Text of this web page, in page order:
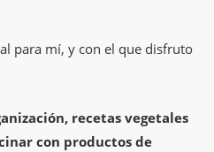
para mí, y con el que disfruto
recetas vegetales
con productos de